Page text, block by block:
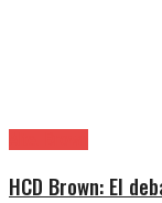
HCD Brown: El